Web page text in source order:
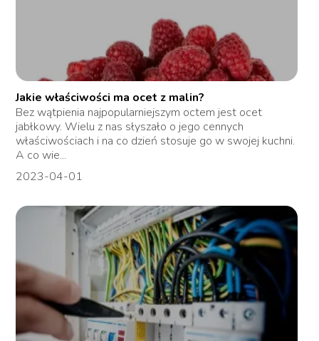
Jakie właściwości ma ocet z malin?
Bez wątpienia najpopularniejszym octem jest ocet
jabłkowy. Wielu z nas słyszało o jego cennych
właściwościach i na co dzień stosuje go w swojej kuchni.
A co wie...
2023-04-01